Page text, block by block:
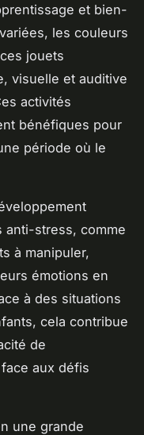
et bien-
les couleurs
jouets
visuelle et auditive
activités
bénéfiques pour
période où le
anti-stress, comme
à manipuler,
émotions en
à des situations
cela contribue
de
aux défis
une grande